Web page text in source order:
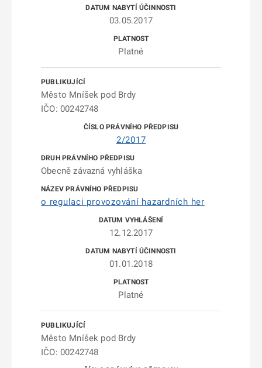
03.05.2017
Platné
Město Mníšek pod Brdy
IČO: 00242748
2/2017
Obecně závazná vyhláška
o regulaci provozování hazardních her
12.12.2017
01.01.2018
Platné
Město Mníšek pod Brdy
IČO: 00242748